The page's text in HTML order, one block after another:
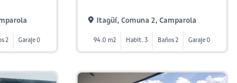
2 Garaje 0
Itagüí, Comuna 2, Camparola
94.0 m2 Habit. 3 Baños 2 Garaje 0